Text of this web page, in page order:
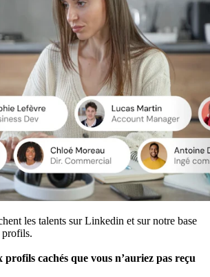
les talents sur Linkedin et sur notre base
profils.
cachés que vous n’auriez pas reçu